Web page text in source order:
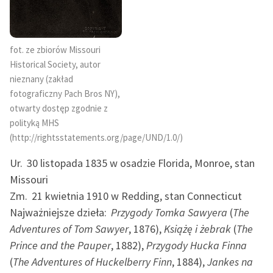
Ręce pełne poezji
Kolekcje edukacyjne
twórców przechodzących
do domeny publicznej,
lektur szkolnych oraz
Starego Testamentu
Odkurzamy bohaterów
Szkoła Poezji Wolnych
O nas
O projekcie
fot. ze zbiorów Missouri
Historical Society, autor
nieznany (zakład
fotograficzny Pach Bros NY),
otwarty dostęp zgodnie z
polityką MHS
(http://rightsstatements.org/page/UND/1.0/)
Ur. 30 listopada 1835 w osadzie Florida, Monroe, stan
Missouri
Zm. 21 kwietnia 1910 w Redding, stan Connecticut
Najważniejsze dzieła: Przygody Tomka Sawyera (The
Adventures of Tom Sawyer, 1876),Książę i żebrak (The
Prince and the Pauper, 1882),Przygody Hucka Finna
(The Adventures of Huckelberry Finn, 1884),Jankes na